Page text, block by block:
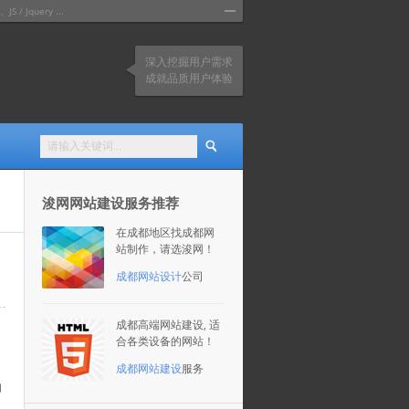
JS / Jquery ...
深入挖掘用户需求
成就品质用户体验
浚网网站建设服务推荐
在成都地区找成都网
站制作，请选浚网！
成都网站设计公司
成都高端网站建设, 适
合各类设备的网站！
成都网站建设服务